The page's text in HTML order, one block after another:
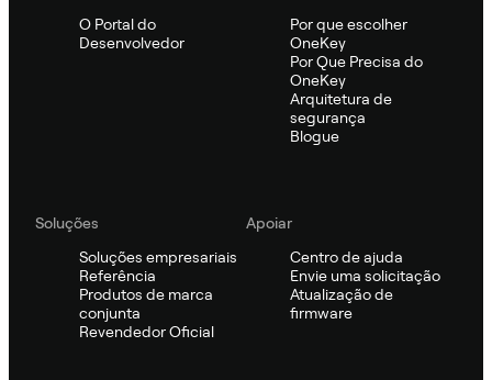
O Portal do
Desenvolvedor
Por que escolher
OneKey
Por Que Precisa do
OneKey
Arquitetura de
segurança
Blogue
Soluções
Soluções empresariais
Referência
Produtos de marca
conjunta
Revendedor Oficial
Apoiar
Centro de ajuda
Envie uma solicitação
Atualização de
firmware